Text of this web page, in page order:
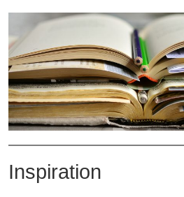
Inspiration